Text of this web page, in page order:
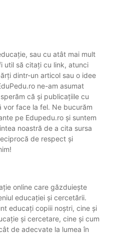
sau cu atât mai mult
util să citați cu link, atunci
dintr-un articol sau o idee
ne-am asumat
că și publicațiile cu
vor face la fel. Ne bucurăm
pe Edupedu.ro și suntem
noastră de a cita sursa
de respect și
online care găzduiește
educației și cercetării.
educați copiii noștri, cine și
și cercetare, cine și cum
de adecvate la lumea în